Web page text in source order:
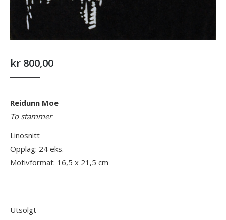
kr 800,00
Reidunn Moe
To stammer
Linosnitt
Opplag: 24 eks.
Motivformat: 16,5 x 21,5 cm
Utsolgt